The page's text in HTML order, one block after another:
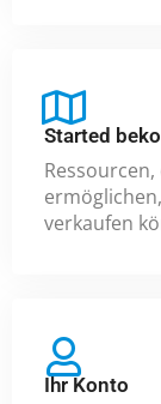
Started
verkaufen
Ihr Konto